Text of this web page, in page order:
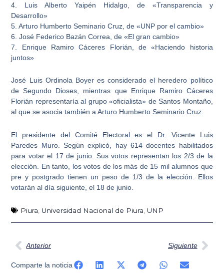
4. Luis Alberto Yaipén Hidalgo, de «Transparencia y
Desarrollo»
5. Arturo Humberto Seminario Cruz, de «UNP por el cambio»
6. José Federico Bazán Correa, de «El gran cambio»
7. Enrique Ramiro Cáceres Florián, de «Haciendo historia
juntos»
José Luis Ordinola Boyeres considerado el heredero político
de Segundo Dioses, mientras que Enrique Ramiro Cáceres
Florián representaría al grupo «oficialista» de Santos Montaño,
al que se asocia también a Arturo Humberto Seminario Cruz.
El presidente del Comité Electoral es el Dr. Vicente Luis
Paredes Muro. Según explicó, hay 614 docentes habilitados
para votar el 17 de junio. Sus votos representan los 2/3 de la
elección. En tanto, los votos de los más de 15 mil alumnos que
pre y postgrado tienen un peso de 1/3 de la elección. Ellos
votarán al día siguiente, el 18 de junio.
Piura, Universidad Nacional de Piura, UNP
Ant
Anterior Siguiente
Comparte la noticia